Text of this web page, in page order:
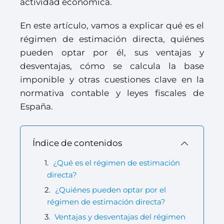
actividad económica.
En este artículo, vamos a explicar qué es el
régimen de estimación directa, quiénes
pueden optar por él, sus ventajas y
desventajas, cómo se calcula la base
imponible y otras cuestiones clave en la
normativa contable y leyes fiscales de
España.
Índice de contenidos
¿Qué es el régimen de estimación
directa?
¿Quiénes pueden optar por el
régimen de estimación directa?
Ventajas y desventajas del régimen